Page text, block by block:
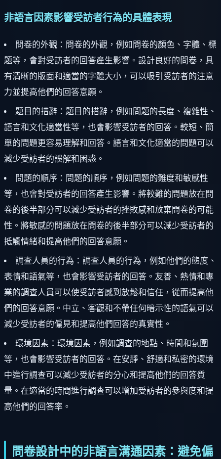
非語言因素影響受訪者行為的具體表現
問卷的外觀：問卷的外觀，例如問卷的顏色、字體、標
題等，會對受訪者的回答產生影響。設計良好的問卷，具
有清晰的版面和適當的字體大小，可以吸引受訪者的注意
力並提高他們的回答意願。
題目的措辭：題目的措辭，例如問題的長度、複雜性、
語言和文化適當性等，也會影響受訪者的回答。較短、簡
單的問題更容易理解和回答。語言和文化適當的問題可以
減少受訪者的誤解和困惑。
問題的順序：問題的順序，例如問題的難度和敏感性
等，也會對受訪者的回答產生影響。將較難的問題放在問
卷的後半部分可以減少受訪者的挫敗感和放棄問卷的可能
性。將敏感的問題放在問卷的後半部分可以減少受訪者的
抵觸情緒和提高他們的回答意願。
調查人員的行為：調查人員的行為，例如他們的態度、
表情和語氣等，也會影響受訪者的回答。友善、熱情和專
業的調查人員可以使受訪者感到放鬆和信任，從而提高他
們的回答意願。中立、客觀和不帶任何暗示性的語氣可以
減少受訪者的偏見和提高他們回答的真實性。
環境因素：環境因素，例如調查的地點、時間和氛圍
等，也會影響受訪者的回答。在安靜、舒適和私密的環境
中進行調查可以減少受訪者的分心和提高他們的回答質
量。在適當的時間進行調查可以增加受訪者的參與度和提
高他們的回答率。
問卷設計中的非語言溝通因素：避免偏